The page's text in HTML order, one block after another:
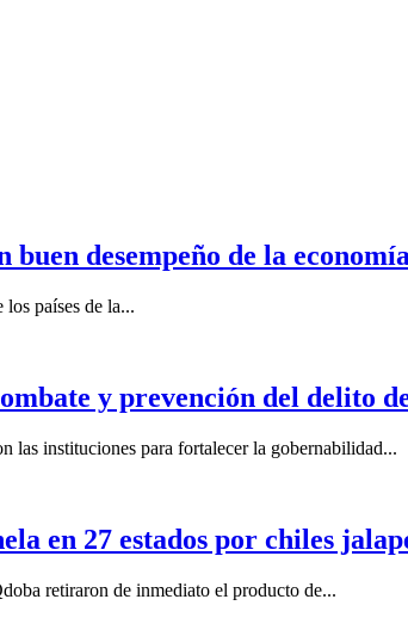
desempeño de la
países de la...
y prevención del delito
las instituciones para fortalecer la gobernabilidad...
en 27 estados por chiles
retiraron de inmediato el producto de...